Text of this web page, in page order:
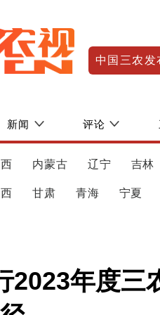
中国三农发
新闻 评论
内蒙古 辽宁 吉林
甘肃 青海 宁夏
2023年度三